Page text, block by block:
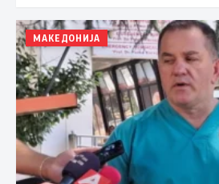
МАКЕДОНИЈА